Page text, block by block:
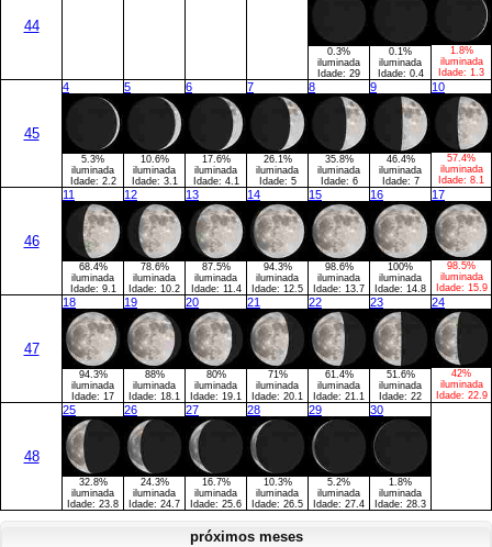
44
0.3%
iluminada
Idade: 29
0.1%
iluminada
Idade: 0.4
1.8%
iluminada
Idade: 1.3
45
4
5.3%
iluminada
Idade: 2.2
5
10.6%
iluminada
Idade: 3.1
6
17.6%
iluminada
Idade: 4.1
7
26.1%
iluminada
Idade: 5
8
35.8%
iluminada
Idade: 6
9
46.4%
iluminada
Idade: 7
10
57.4%
iluminada
Idade: 8.1
46
11
68.4%
iluminada
Idade: 9.1
12
78.6%
iluminada
Idade: 10.2
13
87.5%
iluminada
Idade: 11.4
14
94.3%
iluminada
Idade: 12.5
15
98.6%
iluminada
Idade: 13.7
16
100%
iluminada
Idade: 14.8
17
98.5%
iluminada
Idade: 15.9
47
18
94.3%
iluminada
Idade: 17
19
88%
iluminada
Idade: 18.1
20
80%
iluminada
Idade: 19.1
21
71%
iluminada
Idade: 20.1
22
61.4%
iluminada
Idade: 21.1
23
51.6%
iluminada
Idade: 22
24
42%
iluminada
Idade: 22.9
48
25
32.8%
iluminada
Idade: 23.8
26
24.3%
iluminada
Idade: 24.7
27
16.7%
iluminada
Idade: 25.6
28
10.3%
iluminada
Idade: 26.5
29
5.2%
iluminada
Idade: 27.4
30
1.8%
iluminada
Idade: 28.3
próximos meses